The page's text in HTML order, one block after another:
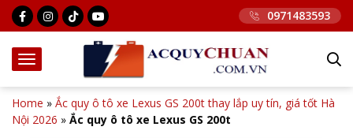
0971483593
Home » Ắc quy ô tô xe Lexus GS 200t thay lắp uy tín, giá tốt Hà
Nội 2026 » Ắc quy ô tô xe Lexus GS 200t